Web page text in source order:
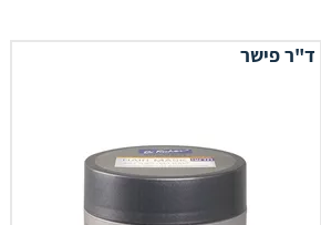
ד"ר פישר